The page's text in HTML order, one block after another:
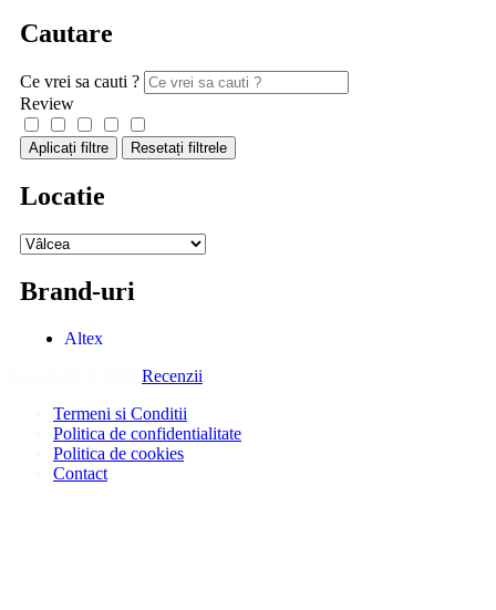
Cautare
Ce vrei sa cauti ?
Review
Aplicați filtre Resetați filtrele
Locatie
Brand-uri
Altex
Recenzii
Termeni si Conditii
Politica de confidentialitate
Politica de cookies
Contact